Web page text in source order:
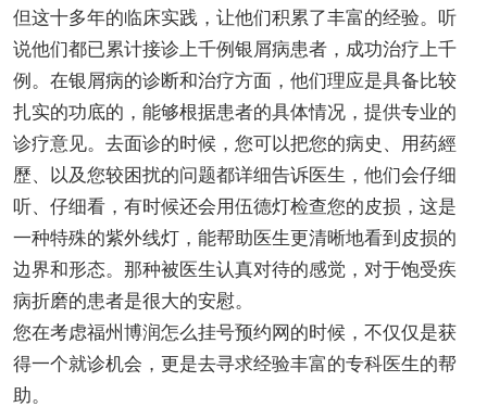
但这十多年的临床实践，让他们积累了丰富的经验。听
说他们都已累计接诊上千例银屑病患者，成功治疗上千
例。在银屑病的诊断和治疗方面，他们理应是具备比较
扎实的功底的，能够根据患者的具体情况，提供专业的
诊疗意见。去面诊的时候，您可以把您的病史、用药經
歷、以及您较困扰的问题都详细告诉医生，他们会仔细
听、仔细看，有时候还会用伍德灯检查您的皮损，这是
一种特殊的紫外线灯，能帮助医生更清晰地看到皮损的
边界和形态。那种被医生认真对待的感觉，对于饱受疾
病折磨的患者是很大的安慰。
您在考虑福州博润怎么挂号预约网的时候，不仅仅是获
得一个就诊机会，更是去寻求经验丰富的专科医生的帮
助。